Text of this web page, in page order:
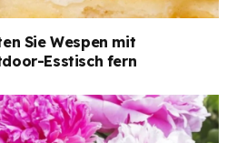
Sie Wespen mit
Esstisch fern